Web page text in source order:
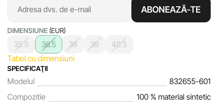
ABONEAZĂ-TE
DIMENSIUNE (EUR)
35.5 36.5 38 39
40.5
Tabel cu dimensiuni
SPECIFICAŢII
Modelul
832655-601
Compozitie
100 % material sintetic